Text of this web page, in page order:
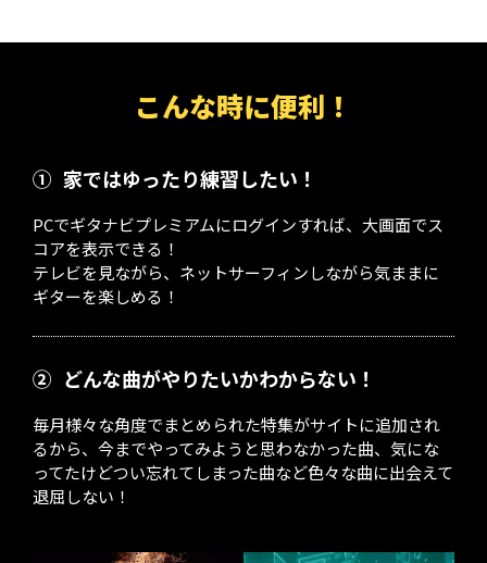
こんな時に便利！
① 家ではゆったり練習したい！
PCでギタナビプレミアムにログインすれば、大画面でス
コアを表示できる！
テレビを見ながら、ネットサーフィンしながら気ままに
ギターを楽しめる！
② どんな曲がやりたいかわからない！
毎月様々な角度でまとめられた特集がサイトに追加され
るから、今までやってみようと思わなかった曲、気にな
ってたけどつい忘れてしまった曲など色々な曲に出会えて
退屈しない！